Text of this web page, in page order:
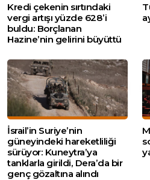
Kredi çekenin sırtındaki
vergi artışı yüzde 628’i
buldu: Borçlanan
Hazine’nin gelirini büyüttü
İsrail’in Suriye’nin
güneyindeki hareketliliği
sürüyor: Kuneytra’ya
tanklarla girildi, Dera’da bir
genç gözaltına alındı